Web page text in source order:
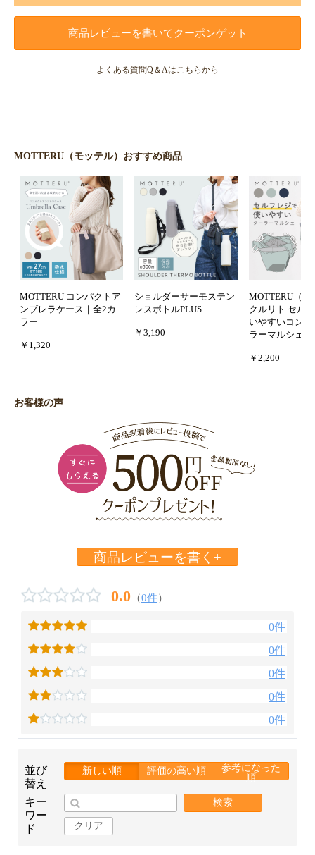
商品レビューを書いてクーポンゲット
よくある質問Q＆Aはこちらから
MOTTERU（モッテル）おすすめ商品
MOTTERU コンパクトア
ンブレラケース｜全2カ
ラー
￥1,320
ショルダーサーモステン
レスボトルPLUS
￥3,190
MOTTERU（モ
クルリト セル
いやすいコン
ラーマルシェバ
￥2,200
お客様の声
商品レビューを書く+
0.0 （0件）
0件
0件
0件
0件
0件
並び
替え
新しい順 評価の高い順
参考になった
順
キー
ワー
ド
検索
クリア